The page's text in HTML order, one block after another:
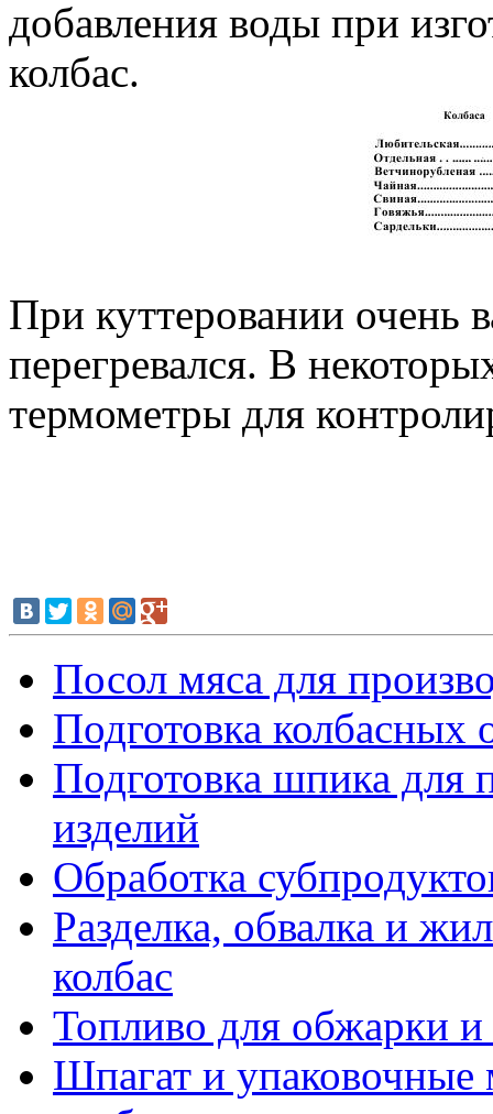
добавления воды при
колбас.
При куттеровании очень
перегревался. В
термометры для
Посол мяса для
Подготовка колбасных
Подготовка шпика для
изделий
Обработка
Разделка, обвалка и
колбас
Топливо для обжарки
Шпагат и упаковочные